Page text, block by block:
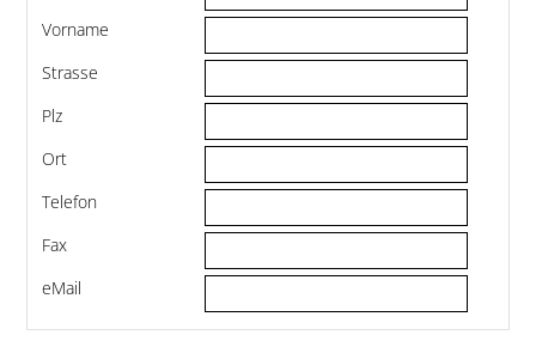
Vorname
Strasse
Plz
Ort
Telefon
Fax
eMail